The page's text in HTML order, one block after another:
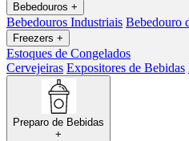
Bebedouros +
Bebedouros Industriais Bebedouro
Freezers +
Estoques de Congelados
Cervejeiras Expositores de Bebidas
Preparo de Bebidas
+